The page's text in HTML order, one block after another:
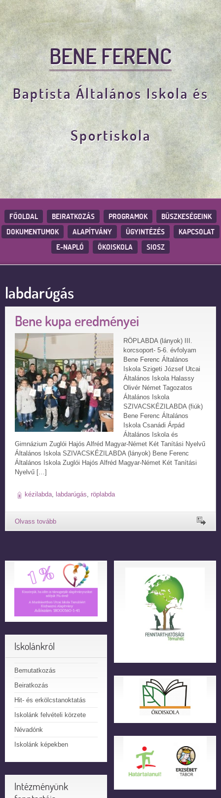
BENE FERENC
Baptista Általános Iskola és
Sportiskola
FŐOLDAL BEIRATKOZÁS PROGRAMOK
BÜSZKESÉGEINK
DOKUMENTUMOK
ALAPÍTVÁNY ÜGYINTÉZÉS
KAPCSOLAT
E-NAPLÓ
ÖKOISKOLA SIOSZ
labdarúgás
Bene kupa eredményei
RÖPLABDA (lányok) III.
korcsoport- 5-6. évfolyam
Bene Ferenc Általános
Iskola Szigeti József Utcai
Általános Iskola Halassy
Olivér Német Tagozatos
Általános Iskola
SZIVACSKÉZILABDA (fiúk)
Bene Ferenc Általános
Iskola Csanádi Árpád
Általános Iskola és
Gimnázium Zuglói Hajós Alfréd Magyar-Német Két Tanítási Nyelvű
Általános Iskola SZIVACSKÉZILABDA (lányok) Bene Ferenc
Általános Iskola Zuglói Hajós Alfréd Magyar-Német Két Tanítási
Nyelvű […]
kézilabda, labdarúgás, röplabda
Iskolánkról
Bemutatkozás
Beiratkozás
Hit- és erkölcstanoktatás
Iskolánk felvételi körzete
Névadónk
Iskolánk képekben
Intézményünk